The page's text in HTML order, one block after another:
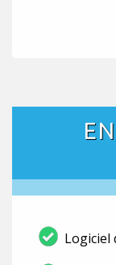
Logiciel